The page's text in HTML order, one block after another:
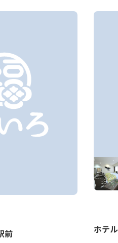
前 ホテ